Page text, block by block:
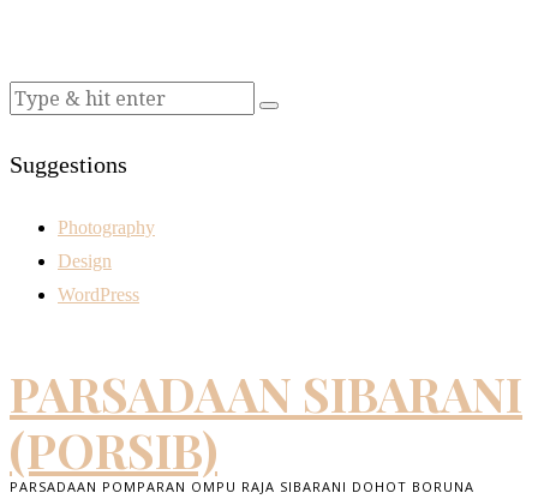
Suggestions
Photography
Design
WordPress
PARSADAAN SIBARANI
(PORSIB)
PARSADAAN POMPARAN OMPU RAJA SIBARANI DOHOT BORUNA